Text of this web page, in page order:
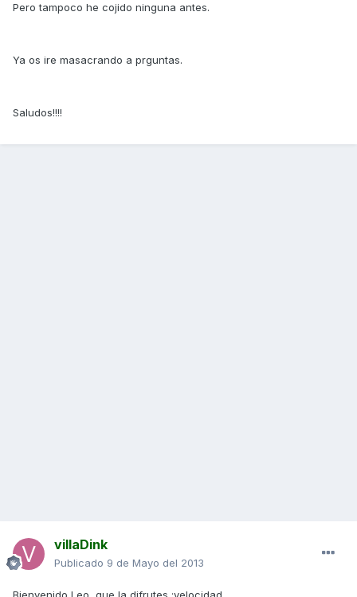
Pero tampoco he cojido ninguna antes.
Ya os ire masacrando a prguntas.
Saludos!!!!
villaDink
Publicado 9 de Mayo del 2013